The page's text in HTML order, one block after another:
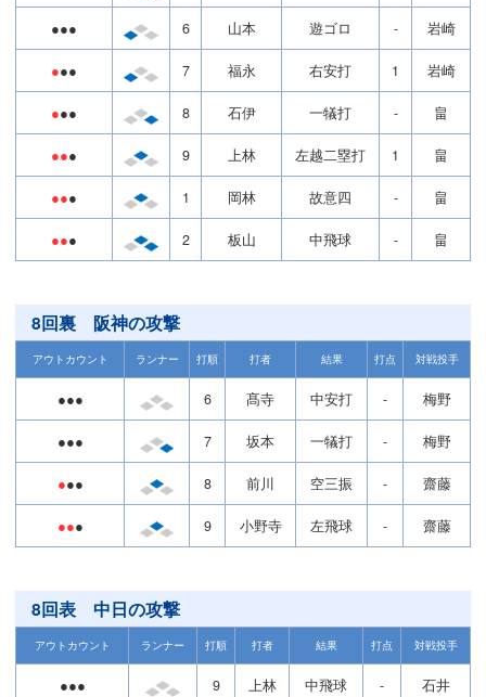
●●● 6 山本 遊ゴロ - 岩崎
●●● 7 福永 右安打 1 岩崎
●●● 8 石伊 一犠打 - 畠
●●● 9 上林 左越二塁打 1 畠
●●● 1 岡林 故意四 - 畠
●●● 2 板山 中飛球 - 畠
8回裏 阪神の攻撃
アウトカウント ランナー 打順 打者 結果 打点 対戦投手
●●● 6 髙寺 中安打 - 梅野
●●● 7 坂本 一犠打 - 梅野
●●● 8 前川 空三振 - 齋藤
●●● 9 小野寺 左飛球 - 齋藤
8回表 中日の攻撃
アウトカウント ランナー 打順 打者 結果 打点 対戦投手
●●● 9 上林 中飛球 - 石井